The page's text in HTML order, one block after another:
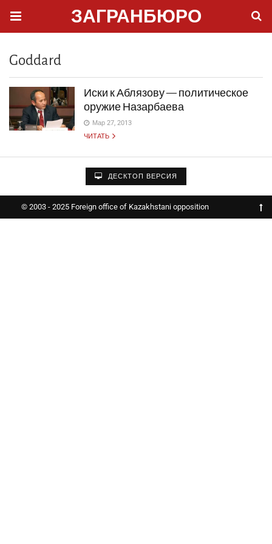
ЗАГРАНБЮРО
Goddard
Иски к Аблязову — политическое
оружие Назарбаева
Мар 27, 2013
ЧИТАТЬ
ДЕСКТОП ВЕРСИЯ
© 2003 - 2025 Foreign office of Kazakhstani opposition